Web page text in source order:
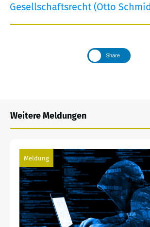
Gesellschaftsrecht (Otto
Share
Weitere Meldungen
Meldung